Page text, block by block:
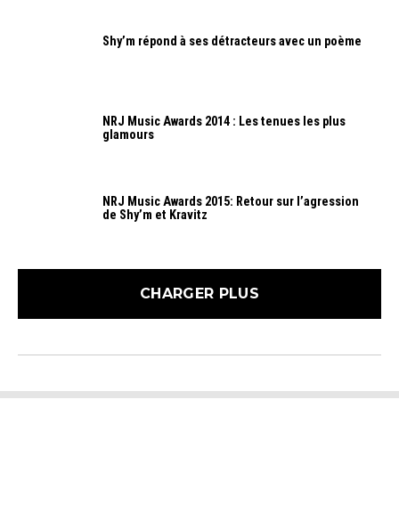
Shy’m répond à ses détracteurs avec un poème
NRJ Music Awards 2014 : Les tenues les plus
glamours
NRJ Music Awards 2015: Retour sur l’agression
de Shy’m et Kravitz
CHARGER PLUS